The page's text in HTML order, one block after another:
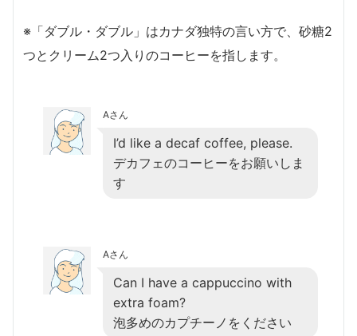
※「ダブル・ダブル」はカナダ独特の言い方で、砂糖2
つとクリーム2つ入りのコーヒーを指します。
Aさん
I’d like a decaf coffee, please.
デカフェのコーヒーをお願いしま
す
Aさん
Can I have a cappuccino with
extra foam?
泡多めのカプチーノをください